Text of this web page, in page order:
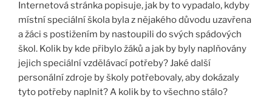
Internetová stránka popisuje, jak by to vypadalo, kdyby
místní speciální škola byla z nějakého důvodu uzavřena
a žáci s postižením by nastoupili do svých spádových
škol. Kolik by kde přibylo žáků a jak by byly naplňovány
jejich speciální vzdělávací potřeby? Jaké další
personální zdroje by školy potřebovaly, aby dokázaly
tyto potřeby naplnit? A kolik by to všechno stálo?